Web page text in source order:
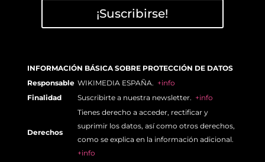
¡Suscribirse!
INFORMACIÓN BÁSICA SOBRE PROTECCIÓN DE DATOS
Responsable WIKIMEDIA ESPAÑA. +info
Finalidad
Suscribirte a nuestra newsletter. +info
Derechos
Tienes derecho a acceder, rectificar y
suprimir los datos, así como otros derechos,
como se explica en la información adicional.
+info